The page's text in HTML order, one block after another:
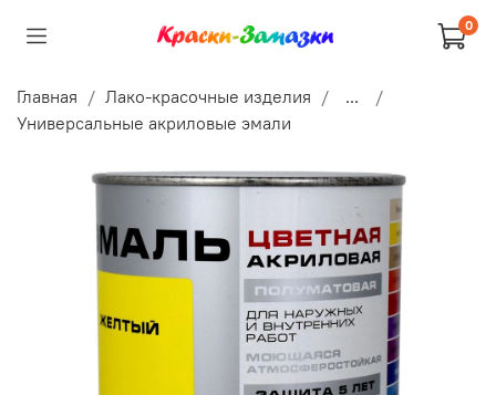
0
Главная Лако-красочные изделия
...
Универсальные акриловые эмали